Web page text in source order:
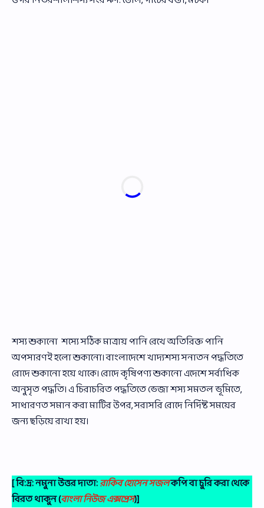
শস্য শুকানো শস্যে সঠিক মাত্রায় পানি রেখে অতিরিক্ত পানি
অপসারণই হলো শুকানো। বাংলাদেশে খাদ্যশস্য সনাতন পদ্ধতিতে
রোদে শুকানো হয়ে থাকে। রোদে কৃষিপণ্য শুকানো এদেশে সর্বাধিক
অনুসৃত পদ্ধতি। এ চিরাচরিত পদ্ধতিতে ভেজা শস্য সমতল ভূমিতে,
সাধারণত সমান করা মাটির উপর, সরাসরি রোদে নির্দিষ্ট সময়ের
জন্য ছড়িয়ে রাখা হয়।
[ বি:দ্র: নমুনা উত্তর দাতা:রাকিব হোসেন সজলকপি বা চুরি করা থেকে
বিরত থাকুন (বাংলা নিউজ এক্সপ্রেস)]